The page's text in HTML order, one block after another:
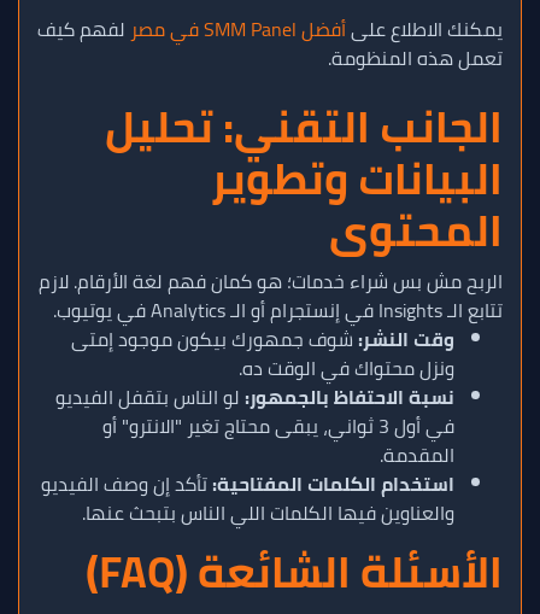
يمكنك الاطلاع علىأفضل SMM Panel في مصر
لفهم كيف
تعمل هذه المنظومة.
الجانب التقني: تحليل
البيانات وتطوير
المحتوى
الربح مش بس شراء خدمات؛ هو كمان فهم لغة الأرقام. لازم
تتابع الـ Insights في إنستجرام أو الـ Analytics في يوتيوب.
وقت النشر:شوف جمهورك بيكون موجود إمتى
ونزل محتواك في الوقت ده.
نسبة الاحتفاظ بالجمهور: لو الناس بتقفل الفيديو
في أول 3 ثواني، يبقى محتاج تغير "الانترو" أو
المقدمة.
استخدام الكلمات المفتاحية:تأكد إن وصف الفيديو
والعناوين فيها الكلمات اللي الناس بتبحث عنها.
الأسئلة الشائعة (FAQ)